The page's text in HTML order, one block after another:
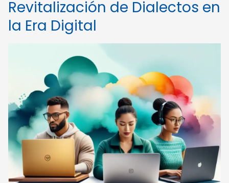
Revitalización de Dialectos en
la Era Digital